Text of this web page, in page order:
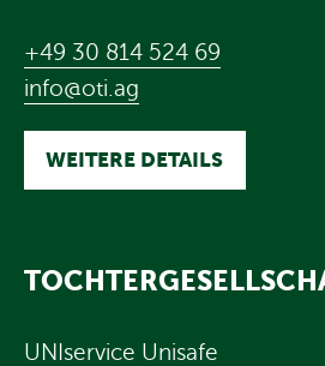
+49 30 814 524 69
info@oti.ag
WEITERE DETAILS
UNIservice Unisafe